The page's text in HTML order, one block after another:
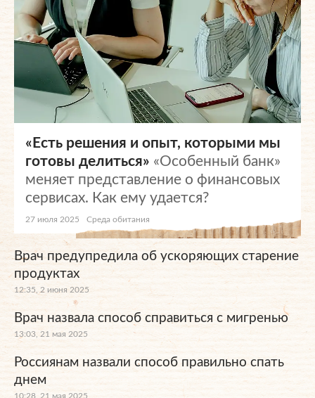
«Есть решения и опыт, которыми мы
готовы делиться» «Особенный банк»
меняет представление о финансовых
сервисах. Как ему удается?
27 июля 2025 Среда обитания
Врач предупредила об ускоряющих старение
продуктах
12:35, 2 июня 2025
Врач назвала способ справиться с мигренью
13:03, 21 мая 2025
Россиянам назвали способ правильно спать
днем
10:28, 21 мая 2025